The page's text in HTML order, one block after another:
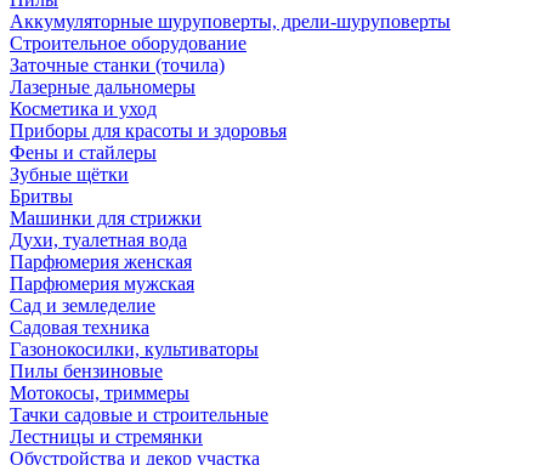
Аккумуляторные шуруповерты, дрели-шуруповерты
Строительное оборудование
Заточные станки (точила)
Лазерные дальномеры
Косметика и уход
Приборы для красоты и здоровья
Фены и стайлеры
Зубные щётки
Бритвы
Машинки для стрижки
Духи, туалетная вода
Парфюмерия женская
Парфюмерия мужская
Сад и земледелие
Садовая техника
Газонокосилки, культиваторы
Пилы бензиновые
Мотокосы, триммеры
Тачки садовые и строительные
Лестницы и стремянки
Обустройства и декор участка